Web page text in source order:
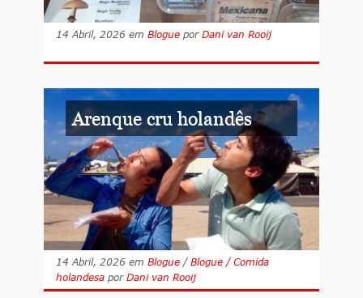
14 Abril, 2026 em Blogue por Dani van Rooij
Arenque cru holandês
14 Abril, 2026 em Blogue / Blogue / Comida
holandesa por Dani van Rooij